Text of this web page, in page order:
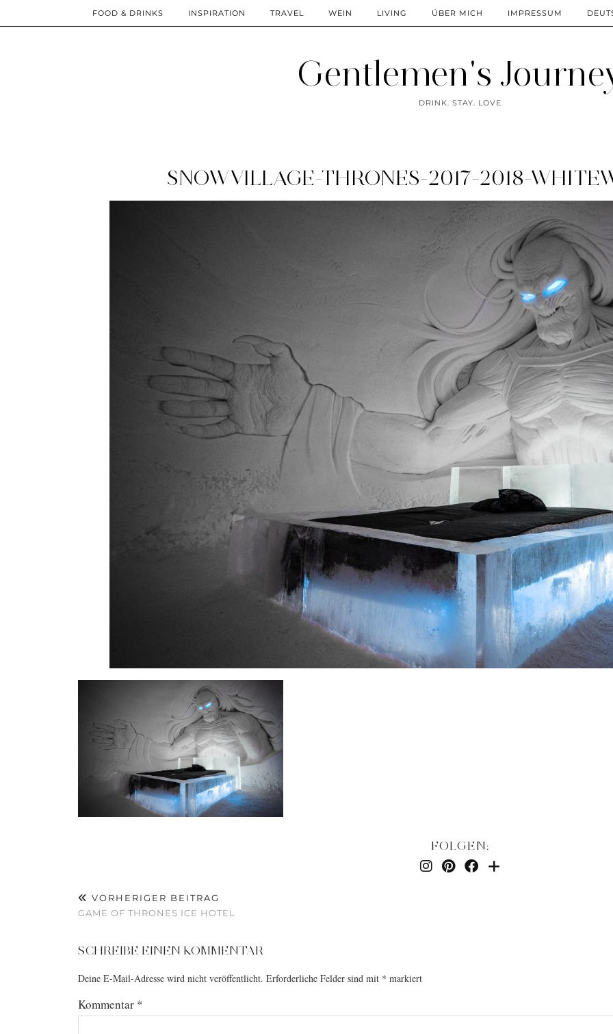
Gentlemen's
DRINK. STAY. LOVE
FOOD & DRINKS INSPIRATION TRAVEL WEIN LIVING ÜBER MICH IMPRESSUM
SNOWVILLAGE-THRONES-2017-2018-
FOLGEN:
VORHERIGER BEITRAG
GAME OF THRONES ICE HOTEL
SCHREIBE EINEN KOMMENTAR
Deine E-Mail-Adresse wird nicht veröffentlicht. Erforderliche Felder sind mit * markiert
Kommentar *